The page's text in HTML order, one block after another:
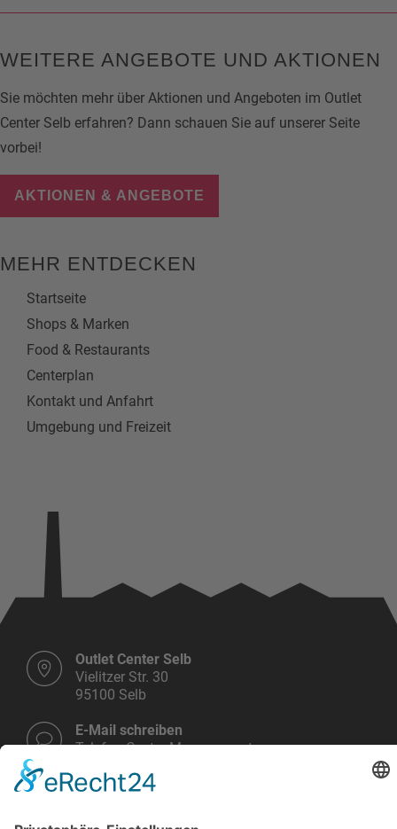
WEITERE ANGEBOTE UND AKTIONEN
Sie möchten mehr über Aktionen und Angeboten im Outlet
Center Selb erfahren? Dann schauen Sie auf unserer Seite
vorbei!
AKTIONEN & ANGEBOTE
MEHR ENTDECKEN
Startseite
Shops & Marken
Food & Restaurants
Centerplan
Kontakt und Anfahrt
Umgebung und Freizeit
Outlet Center Selb
Vielitzer Str. 30
95100 Selb
E-Mail schreiben
Telefon Center Management: